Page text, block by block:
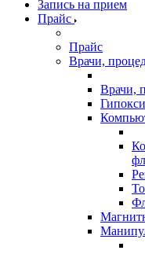
Запись на прием
Прайс
Прайс
Врачи,
Врачи,